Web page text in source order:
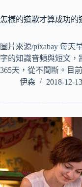
怎樣的道歉才算成功的
圖片來源/pixabay 每天
字的知識音頻與短文，
365天，從不間斷。目
伊森
2018-12-13